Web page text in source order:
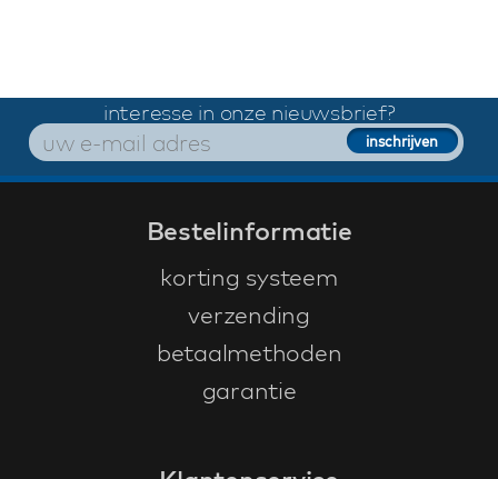
interesse in onze nieuwsbrief?
Bestelinformatie
korting systeem
verzending
betaalmethoden
garantie